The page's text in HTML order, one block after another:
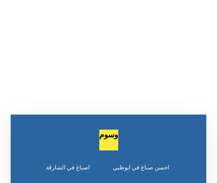
وسوم
احسن صباغ في ابوظبي اصباغ في الشارقة